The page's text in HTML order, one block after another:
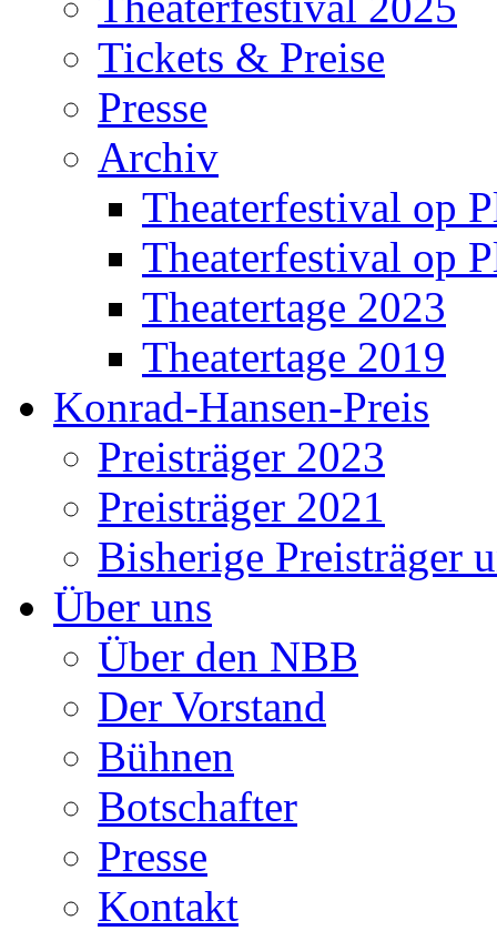
Tickets & Preise
Presse
Archiv
Theaterfestival op
Theaterfestival op
Theatertage 2023
Theatertage 2019
Konrad-Hansen-Preis
Preisträger 2023
Preisträger 2021
Bisherige Preisträger
Über uns
Über den NBB
Der Vorstand
Bühnen
Botschafter
Presse
Kontakt